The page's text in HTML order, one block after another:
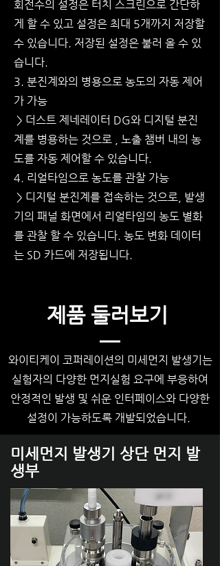
회전수의 설정은 터치 스크린으로 간단하
게 할 수 있고 설정은 최대 5개까지 저장할
수 있습니다. 저장된 설정은 불러 올 수 있
습니다.
3. 분진계와의 병용으로 농도의 자동 제어
가 가능
> 더스트 제네레이터 DG와 디지털 분진
계를 병용하는 것으로 , 노출 챔버 내의 농
도를 자동 제어할 수 있습니다.
4. 리얼타임으로 농도를 관찰 가능
> 디지털 분진계를 접속하는 것으로, 발생
기의 패널 화면에서 리얼타임의 농도 별화
를 관찰 할 수 있습니다. 농도 변화 데이터
는 SD 카드에 저장됩니다.
​제품 둘러보기
와이티케이 코퍼레이션의 미세먼지 발생기는
실험자의 다양한 먼지실험 요구에 부응하여
안정적인 발생 및 쉬운 인터페이스와 다양한
설정이 가능하도록 개발되었습니다.
미세먼지 발생기 상단 먼지 발
생부